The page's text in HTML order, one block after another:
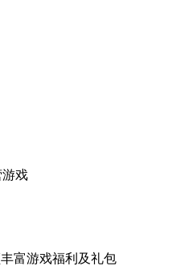
游戏
丰富游戏福利 及礼包